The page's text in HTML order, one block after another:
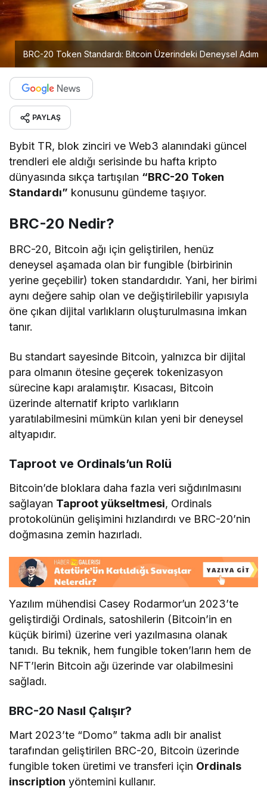
BRC-20 Token Standardı: Bitcoin Üzerindeki Deneysel Adım
PAYLAŞ
Bybit TR, blok zinciri ve Web3 alanındaki güncel
trendleri ele aldığı serisinde bu hafta kripto
dünyasında sıkça tartışılan “BRC-20 Token
Standardı” konusunu gündeme taşıyor.
BRC-20 Nedir?
BRC-20, Bitcoin ağı için geliştirilen, henüz
deneysel aşamada olan bir fungible (birbirinin
yerine geçebilir) token standardıdır. Yani, her birimi
aynı değere sahip olan ve değiştirilebilir yapısıyla
öne çıkan dijital varlıkların oluşturulmasına imkan
tanır.
Bu standart sayesinde Bitcoin, yalnızca bir dijital
para olmanın ötesine geçerek tokenizasyon
sürecine kapı aralamıştır. Kısacası, Bitcoin
üzerinde alternatif kripto varlıkların
yaratılabilmesini mümkün kılan yeni bir deneysel
altyapıdır.
Taproot ve Ordinals’un Rolü
Bitcoin’de bloklara daha fazla veri sığdırılmasını
sağlayan Taproot yükseltmesi, Ordinals
protokolünün gelişimini hızlandırdı ve BRC-20’nin
doğmasına zemin hazırladı.
Yazılım mühendisi Casey Rodarmor’un 2023’te
geliştirdiği Ordinals, satoshilerin (Bitcoin’in en
küçük birimi) üzerine veri yazılmasına olanak
tanıdı. Bu teknik, hem fungible token’ların hem de
NFT’lerin Bitcoin ağı üzerinde var olabilmesini
sağladı.
BRC-20 Nasıl Çalışır?
Mart 2023’te “Domo” takma adlı bir analist
tarafından geliştirilen BRC-20, Bitcoin üzerinde
fungible token üretimi ve transferi için Ordinals
inscription yöntemini kullanır.